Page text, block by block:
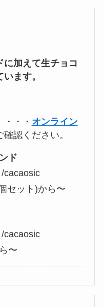
に加えて生チョコ
ます。
・・・ オンライン
確認ください。
ド
cacaosic
セット)から〜
cacaosic
〜